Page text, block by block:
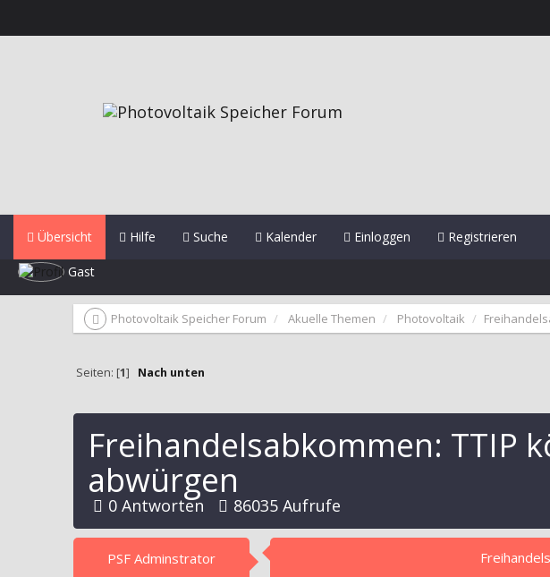
Übersicht Hilfe Suche Kalender Einloggen Registrieren
Gast
Photovoltaik Speicher Forum Akuelle Themen Photovoltaik
Seiten: [1] Nach unten
Freihandelsabkommen: TTIP
abwürgen
0 Antworten 86035 Aufrufe
PSF Adminstrator